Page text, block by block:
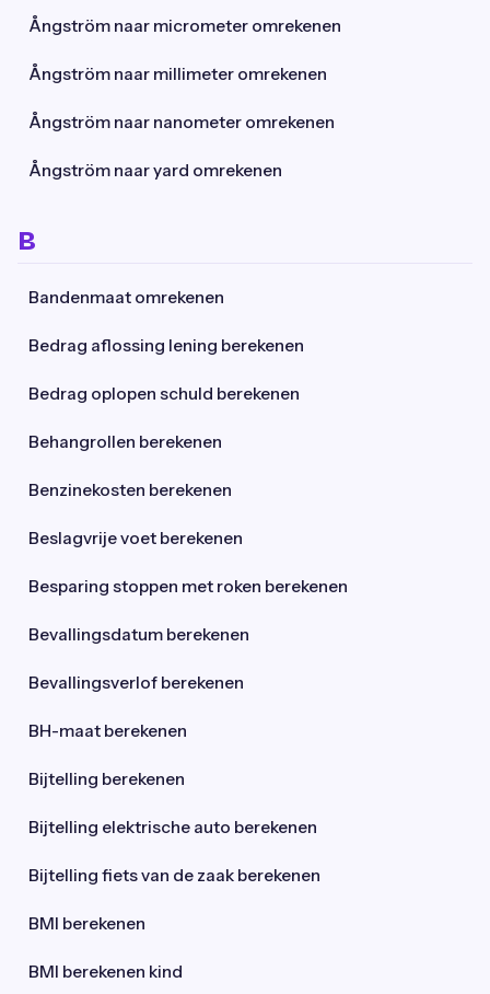
Ångström naar micrometer omrekenen
Ångström naar millimeter omrekenen
Ångström naar nanometer omrekenen
Ångström naar yard omrekenen
B
Bandenmaat omrekenen
Bedrag aflossing lening berekenen
Bedrag oplopen schuld berekenen
Behangrollen berekenen
Benzinekosten berekenen
Beslagvrije voet berekenen
Besparing stoppen met roken berekenen
Bevallingsdatum berekenen
Bevallingsverlof berekenen
BH-maat berekenen
Bijtelling berekenen
Bijtelling elektrische auto berekenen
Bijtelling fiets van de zaak berekenen
BMI berekenen
BMI berekenen kind